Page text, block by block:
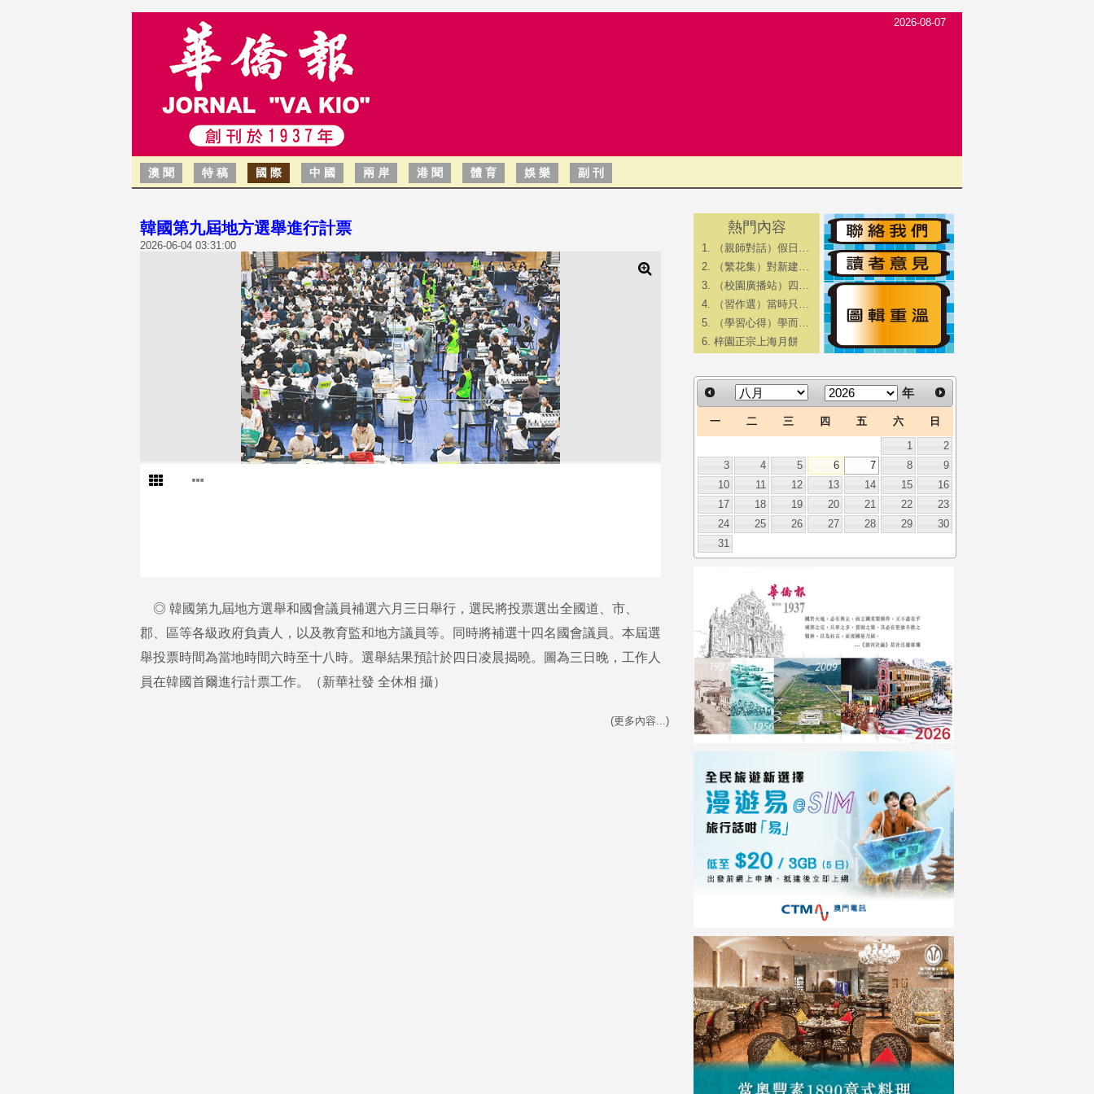
2026-08-07
澳 聞 特 稿 國 際 中 國 兩 岸 港 聞 體 育 娛 樂 副 刊
韓國第九屆地方選舉進行計票
2026-06-04 03:31:00
◎ 韓國第九屆地方選舉和國會議員補選六月三日舉行，選民將投票選出全國道、市、
郡、區等各級政府負責人，以及教育監和地方議員等。同時將補選十四名國會議員。本屆選
舉投票時間為當地時間六時至十八時。選舉結果預計於四日凌晨揭曉。圖為三日晚，工作人
員在韓國首爾進行計票工作。（新華社發 全休相 攝）
(更多內容...)
熱門內容
（親師對話）假日…
（繁花集）對新建…
（校園廣播站）四…
（習作選）當時只…
（學習心得）學而…
梓園正宗上海月餅
年
一 二 三 四 五 六 日
1
2
3
4 5 6 7 8
9
10
11 12 13 14 15
16
17
18 19 20 21 22
23
24
25 26 27 28 29
30
31